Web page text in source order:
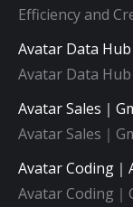
Efficiency and
Avatar Data Hub
Avatar Data
Avatar Sales｜
Avatar Sales｜
Avatar Coding｜
Avatar Coding